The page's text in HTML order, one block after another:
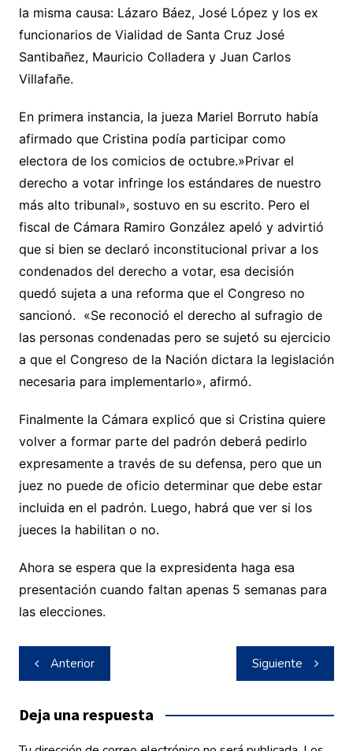
la misma causa: Lázaro Báez, José López y los ex
funcionarios de Vialidad de Santa Cruz José
Santibañez, Mauricio Colladera y Juan Carlos
Villafañe.
En primera instancia, la jueza Mariel Borruto había
afirmado que Cristina podía participar como
electora de los comicios de octubre.»Privar el
derecho a votar infringe los estándares de nuestro
más alto tribunal», sostuvo en su escrito. Pero el
fiscal de Cámara Ramiro González apeló y advirtió
que si bien se declaró inconstitucional privar a los
condenados del derecho a votar, esa decisión
quedó sujeta a una reforma que el Congreso no
sancionó. «Se reconoció el derecho al sufragio de
las personas condenadas pero se sujetó su ejercicio
a que el Congreso de la Nación dictara la legislación
necesaria para implementarlo», afirmó.
Finalmente la Cámara explicó que si Cristina quiere
volver a formar parte del padrón deberá pedirlo
expresamente a través de su defensa, pero que un
juez no puede de oficio determinar que debe estar
incluida en el padrón. Luego, habrá que ver si los
jueces la habilitan o no.
Ahora se espera que la expresidenta haga esa
presentación cuando faltan apenas 5 semanas para
las elecciones.
Navegación
de
entradas
Anterior Siguiente
Deja una respuesta